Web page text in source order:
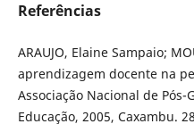
Referências
ARAUJO, Elaine Sampaio;
aprendizagem docente na
Associação Nacional de Pós-
Educação, 2005, Caxambu.